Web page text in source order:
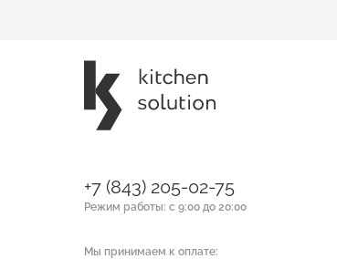
+7 (843) 205-02-75
Режим работы: с 9:00 до 20:00
Мы принимаем к оплате: